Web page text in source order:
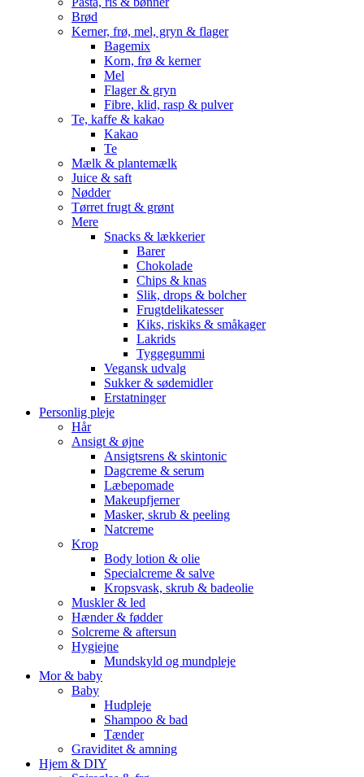
Brød
Kerner, frø, mel, gryn & flager
Bagemix
Korn, frø & kerner
Mel
Flager & gryn
Fibre, klid, rasp & pulver
Te, kaffe & kakao
Kakao
Te
Mælk & plantemælk
Juice & saft
Nødder
Tørret frugt & grønt
Mere
Snacks & lækkerier
Barer
Chokolade
Chips & knas
Slik, drops & bolcher
Frugtdelikatesser
Kiks, riskiks & småkager
Lakrids
Tyggegummi
Vegansk udvalg
Sukker & sødemidler
Erstatninger
Personlig pleje
Hår
Ansigt & øjne
Ansigtsrens & skintonic
Dagcreme & serum
Læbepomade
Makeupfjerner
Masker, skrub & peeling
Natcreme
Krop
Body lotion & olie
Specialcreme & salve
Kropsvask, skrub & badeolie
Muskler & led
Hænder & fødder
Solcreme & aftersun
Hygiejne
Mundskyld og mundpleje
Mor & baby
Baby
Hudpleje
Shampoo & bad
Tænder
Graviditet & amning
Hjem & DIY